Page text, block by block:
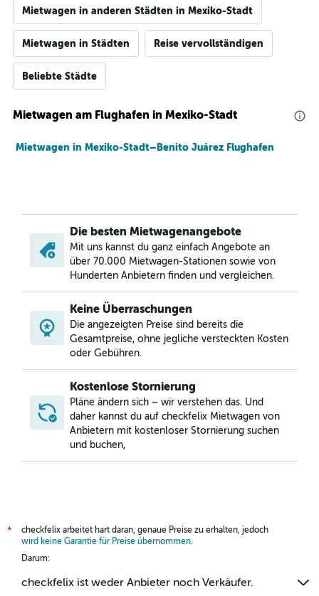
Mietwagen in anderen Städten in Mexiko-Stadt
Mietwagen in Städten Reise vervollständigen
Beliebte Städte
Mietwagen am Flughafen in Mexiko-Stadt
Mietwagen in Mexiko-Stadt–Benito Juárez Flughafen
Die besten Mietwagenangebote
Mit uns kannst du ganz einfach Angebote an
über 70.000 Mietwagen-Stationen sowie von
Hunderten Anbietern finden und vergleichen.
Keine Überraschungen
Die angezeigten Preise sind bereits die
Gesamtpreise, ohne jegliche versteckten Kosten
oder Gebühren.
Kostenlose Stornierung
Pläne ändern sich – wir verstehen das. Und
daher kannst du auf checkfelix Mietwagen von
Anbietern mit kostenloser Stornierung suchen
und buchen,
*
checkfelix arbeitet hart daran, genaue Preise zu erhalten, jedoch
wird keine Garantie für Preise übernommen.
Darum:
checkfelix ist weder Anbieter noch Verkäufer.